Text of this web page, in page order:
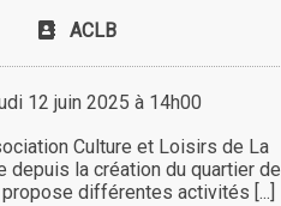
ACLB
12 juin 2025 à 14h00
Culture et Loisirs de La
depuis la création du quartier de
différentes activités [...]